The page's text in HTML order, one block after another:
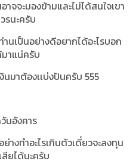
จจะมองข้ามและไม่ได้สนใจเขา
รนะครับ
เป็นอย่างดีอยากได้อะไรบอก
มาแน่ครับ
งินมาต้องเเบ่งปันครับ 555
นอังคาร
างทำอะไรเกินตัวเดี๋ยวจะลงทุน
ยได้นะครับ